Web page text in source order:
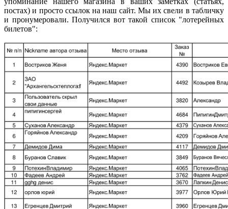
постах) и просто ссылок на наш сайт. Мы их свели в табличку
и пронумеровали. Получился вот такой список "лотерейных
билетов":